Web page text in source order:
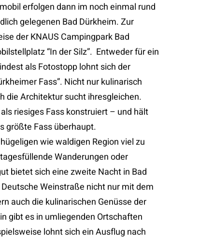
erfolgen dann im noch einmal rund
gelegenen Bad Dürkheim. Zur
der KNAUS Campingpark Bad
“In der Silz”. Entweder für ein
als Fotostopp lohnt sich der
Fass”. Nicht nur kulinarisch
die Architektur sucht ihresgleichen.
riesiges Fass konstruiert – und hält
größte Fass überhaupt.
wie waldigen Region viel zu
Wanderungen oder
bietet sich eine zweite Nacht in Bad
Weinstraße nicht nur mit dem
auch die kulinarischen Genüsse der
gibt es in umliegenden Ortschaften
lohnt sich ein Ausflug nach